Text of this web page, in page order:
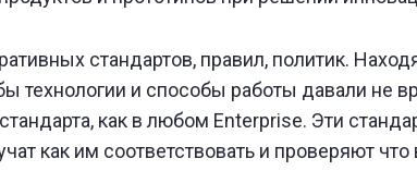
стандартов, правил, политик.
технологии и способы работы давали не
как в любом Enterprise. Эти
как им соответствовать и проверяют